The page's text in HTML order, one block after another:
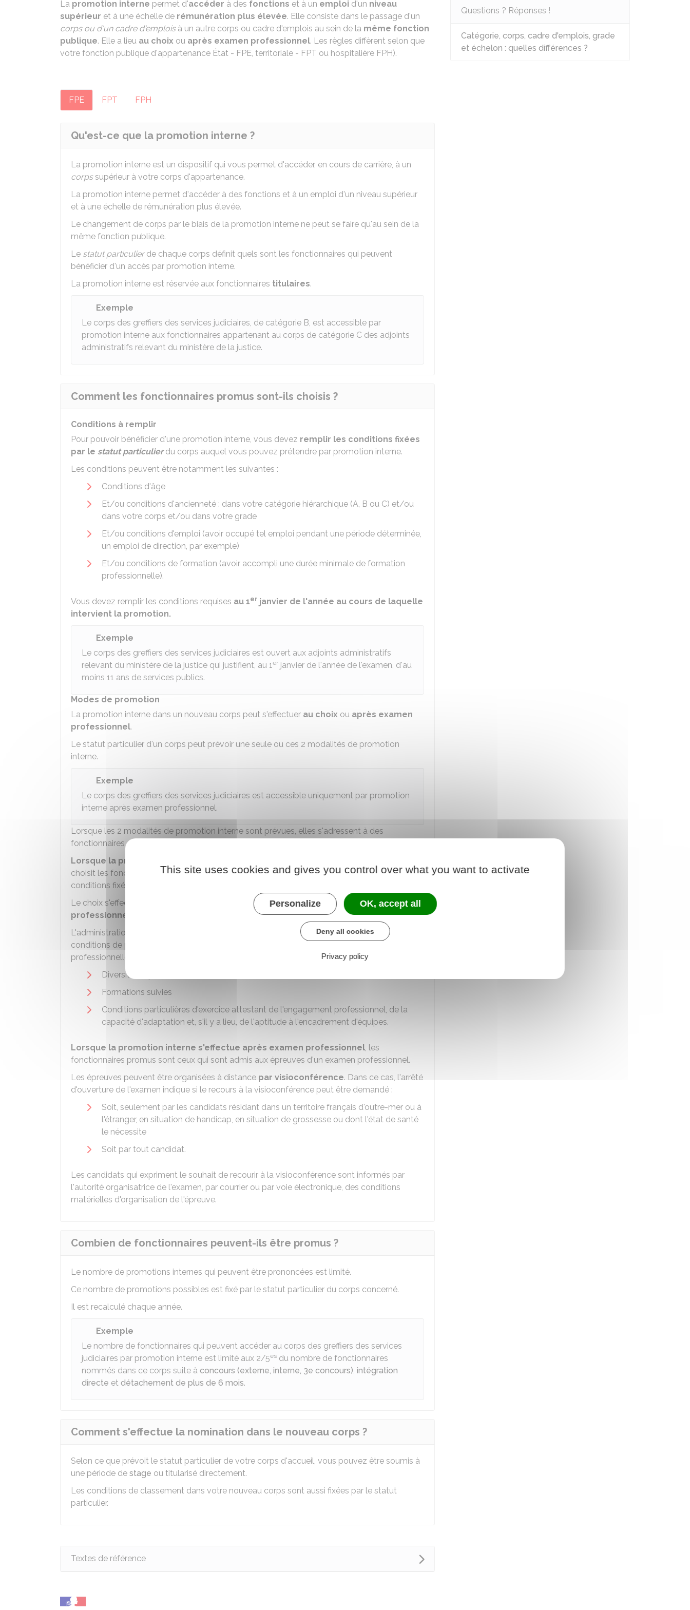
La promotion interne permet d'accéder à des fonctions et à un emploi d'un niveau
supérieur et à une échelle de rémunération plus élevée. Elle consiste dans le passage d'un
corps ou d'un cadre d'emploisà un autre corps ou cadre d'emplois au sein de la même fonction
publique. Elle a lieu au choix ou après examen professionnel. Les règles diffèrent selon que
votre fonction publique d'appartenance État - FPE, territoriale - FPT ou hospitalière FPH).
FPE FPT FPH
Qu'est-ce que la promotion interne ?
La promotion interne est un dispositif qui vous permet d'accéder, en cours de carrière, à un
corpssupérieur à votre corps d'appartenance.
La promotion interne permet d'accéder à des fonctions et à un emploi d'un niveau supérieur
et à une échelle de rémunération plus élevée.
Le changement de corps par le biais de la promotion interne ne peut se faire qu'au sein de la
même fonction publique.
Le statut particulierde chaque corps définit quels sont les fonctionnaires qui peuvent
bénéficier d'un accès par promotion interne.
La promotion interne est réservée aux fonctionnaires titulaires.
Exemple
Le corps des greffiers des services judiciaires, de catégorie B, est accessible par
promotion interne aux fonctionnaires appartenant au corps de catégorie C des adjoints
administratifs relevant du ministère de la justice.
Comment les fonctionnaires promus sont-ils choisis ?
Conditions à remplir
Pour pouvoir bénéficier d'une promotion interne, vous devez remplir les conditions fixées
par le statut particulierdu corps auquel vous pouvez prétendre par promotion interne.
Les conditions peuvent être notamment les suivantes :
Conditions d'âge
Et/ou conditions d'ancienneté : dans votre catégorie hiérarchique (A, B ou C) et/ou
dans votre corps et/ou dans votre grade
Et/ou conditions d'emploi (avoir occupé tel emploi pendant une période déterminée,
un emploi de direction, par exemple)
Et/ou conditions de formation (avoir accompli une durée minimale de formation
professionnelle).
Vous devez remplir les conditions requises au 1er janvier de l'année au cours de laquelle
intervient la promotion.
Exemple
Le corps des greffiers des services judiciaires est ouvert aux adjoints administratifs
relevant du ministère de la justice qui justifient, au 1er janvier de l'année de l'examen, d'au
moins 11 ans de services publics.
Modes de promotion
La promotion interne dans un nouveau corps peut s'effectuer au choix ou après examen
professionnel.
Le statut particulier d'un corps peut prévoir une seule ou ces 2 modalités de promotion
interne.
Exemple
Le corps des greffiers des services judiciaires est accessible uniquement par promotion
interne après examen professionnel.
Lorsque les 2 modalités de promotion interne sont prévues, elles s'adressent à des
fonctionnaires qui remplissent des conditions différentes.
Lorsque la promotion interne s'effectue au choix
choisit les fonctionnaires qu'elle souhaite promouvoir parmi ceux qui remplissent les
conditions fixées par le statut particulier du corps d'accueil.
Le choix s'effectue au vu de la
valeur professionnelleet desacquis de l'expérience
professionnelle
L'administration employeur précise, dans le cadre de ses lignes directrices de gestion, les
conditions de prise en compte de la valeur professionnelle et des acquis de l'expérience
professionnelle notamment à travers les critères suivants :
Diversité du parcours et des fonctions exercées
Formations suivies
Conditions particulières d'exercice attestant de l'engagement professionnel, de la
capacité d'adaptation et, s'il y a lieu, de l'aptitude à l'encadrement d'équipes.
Lorsque la promotion interne s'effectue après examen professionnel, les
fonctionnaires promus sont ceux qui sont admis aux épreuves d'un examen professionnel.
Les épreuves peuvent être organisées à distance par visioconférence. Dans ce cas, l'arrêté
d'ouverture de l'examen indique si le recours à la visioconférence peut être demandé :
Soit, seulement par les candidats résidant dans un territoire français d'outre-mer ou à
l'étranger, en situation de handicap, en situation de grossesse ou dont l'état de santé
le nécessite
Soit par tout candidat.
Les candidats qui expriment le souhait de recourir à la visioconférence sont informés par
l'autorité organisatrice de l'examen, par courrier ou par voie électronique, des conditions
matérielles d'organisation de l'épreuve.
Combien de fonctionnaires peuvent-ils être promus ?
Le nombre de promotions internes qui peuvent être prononcées est limité.
Ce nombre de promotions possibles est fixé par le statut particulier du corps concerné.
Il est recalculé chaque année.
Exemple
Le nombre de fonctionnaires qui peuvent accéder au corps des greffiers des services
judiciaires par promotion interne est limité aux 2/5es du nombre de fonctionnaires
nommés dans ce corps suite à concours (externe, interne, 3e concours), intégration
directe et détachement de plus de 6 mois.
Comment s'effectue la nomination dans le nouveau corps ?
Selon ce que prévoit le statut particulier de votre corps d'accueil, vous pouvez être soumis à
une période de stage ou titularisé directement.
Les conditions de classement dans votre nouveau corps sont aussi fixées par le statut
particulier.
Textes de référence
Questions ? Réponses !
Catégorie, corps, cadre d'emplois, grade
et échelon : quelles différences ?
This site uses cookies and gives you control over what you want to activate
Personalize OK, accept all
Deny all cookies
Privacy policy